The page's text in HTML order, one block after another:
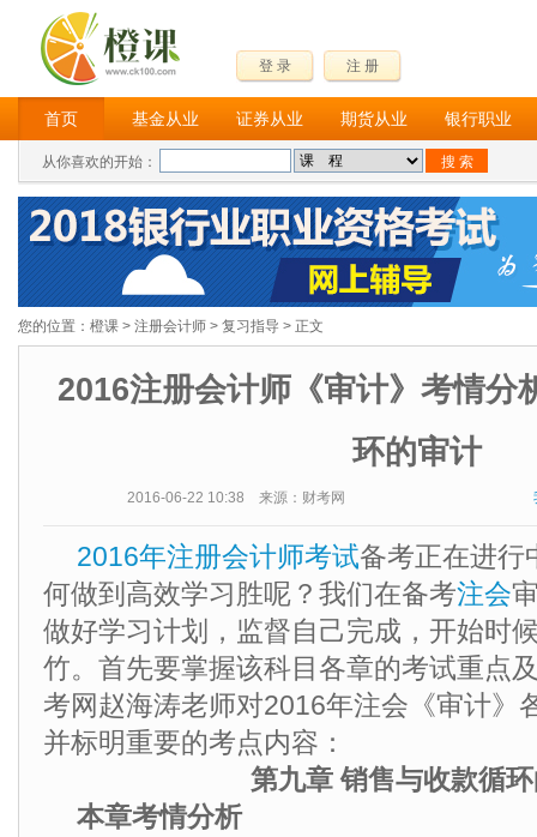
登 录 注 册
首页 基金从业 证券从业 期货从业 银行职业
从你喜欢的开始：
您的位置： 橙课 > 注册会计师 > 复习指导 > 正文
2016注册会计师《审计》考情分
环的审计
2016-06-22 10:38 来源：财考网
2016年注册会计师考试备考正在进行
何做到高效学习胜呢？我们在备考注会
做好学习计划，监督自己完成，开始时
竹。首先要掌握该科目各章的考试重点
考网赵海涛老师对2016年注会《审计》
并标明重要的考点内容：
第九章 销售与收款循
本章考情分析